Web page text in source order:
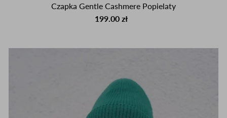
Czapka Gentle Cashmere Popielaty
199.00 zł